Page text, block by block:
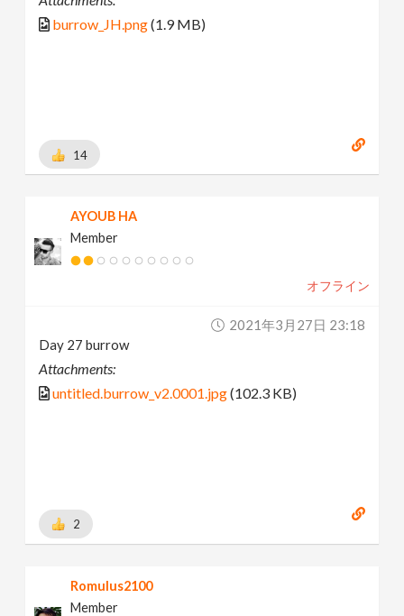
burrow_JH.png(1.9 MB)
14
AYOUB HA
Member
オフライン
2021年3月27日 23:18
Day 27 burrow
Attachments:
untitled.burrow_v2.0001.jpg(102.3 KB)
2
Romulus2100
Member